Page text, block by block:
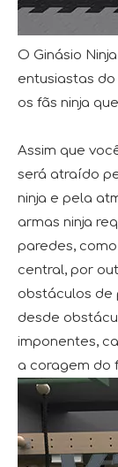
O Ginásio
entusiastas
os fãs ninja
Assim que
será atraído
ninja e pela
armas ninja
paredes,
central, por
obstáculos de
desde
imponentes,
a coragem do